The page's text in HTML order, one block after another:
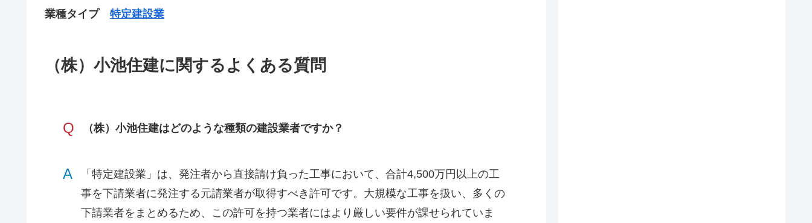
業種タイプ 特定建設業
（株）小池住建に関するよくある質問
Q （株）小池住建はどのような種類の建設業者ですか？
A
「特定建設業」は、発注者から直接請け負った工事において、合計4,500万円以上の工
事を下請業者に発注する元請業者が取得すべき許可です。大規模な工事を扱い、多くの
下請業者をまとめるため、この許可を持つ業者にはより厳しい要件が課せられていま